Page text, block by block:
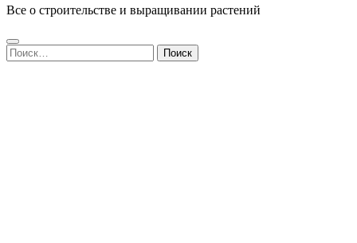
Все о строительстве и выращивании растений
Найти: